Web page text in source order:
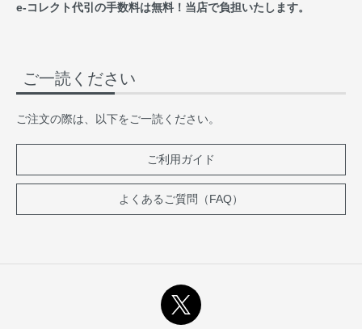
ご一読ください
ご注文の際は、以下をご一読ください。
ご利用ガイド
よくあるご質問（FAQ）
e-コレクト代引の手数料は無料！当店で負担いたします。